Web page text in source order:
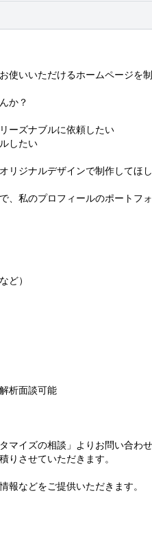
使いいただけるホームページを制
か？
ーズナブルに依頼したい
したい
リジナルデザインで制作してほし
、私のプロフィールのポートフ
ど）
析面談可能
イズの相談」よりお問い合わせ
させていただきます。
などをご提供いただきます。